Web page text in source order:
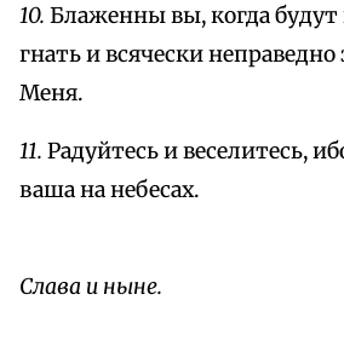
10. Блаженны вы, когда будут
гнать и всячески неправедно
Меня.
11. Радуйтесь и веселитесь,
ваша на небесах.
Слава и ныне.